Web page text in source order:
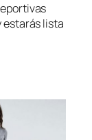
estarás lista